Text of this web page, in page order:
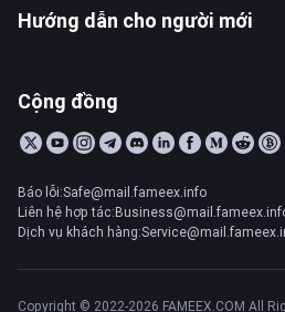
Hướng dẫn cho người mới
Cộng đồng
Báo lỗi:Safe@mail.fameex.info
Liên hệ hợp
Dịch vụ khách
Copyright © 2022-2026 FAMEEX.COM All